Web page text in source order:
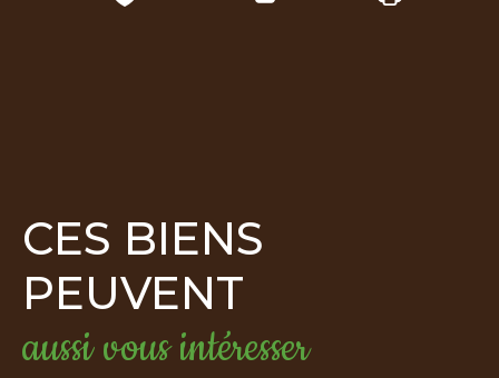
CES BIENS
PEUVENT
aussi vous intéresser